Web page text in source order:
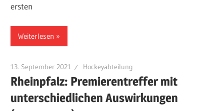
ersten
Weiterlesen
13. September 2021 Hockeyabteilung
Rheinpfalz: Premierentreffer mit
unterschiedlichen Auswirkungen